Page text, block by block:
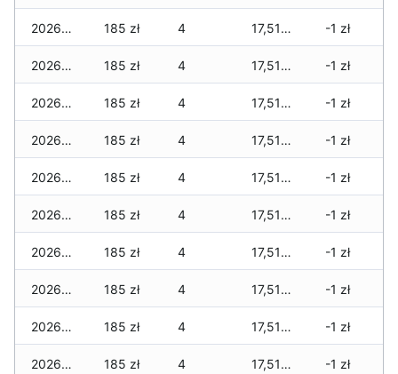
2026-07-13 185 zł 4 17,515 zł -1 zł
2026-07-12 185 zł 4 17,515 zł -1 zł
2026-07-11 185 zł 4 17,515 zł -1 zł
2026-07-10 185 zł 4 17,515 zł -1 zł
2026-07-09 185 zł 4 17,515 zł -1 zł
2026-07-08 185 zł 4 17,515 zł -1 zł
2026-07-07 185 zł 4 17,515 zł -1 zł
2026-07-06 185 zł 4 17,515 zł -1 zł
2026-07-05 185 zł 4 17,515 zł -1 zł
2026-07-04 185 zł 4 17,515 zł -1 zł